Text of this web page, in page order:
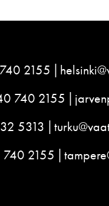
2155
740 2155
5313
2155